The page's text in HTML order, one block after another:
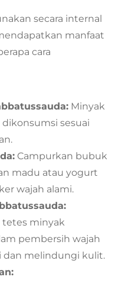
secara internal
manfaat
cara
Minyak
sesuai
Campurkan bubuk
madu atau yogurt
wajah alami.
tetes minyak
pembersih wajah
melindungi kulit.